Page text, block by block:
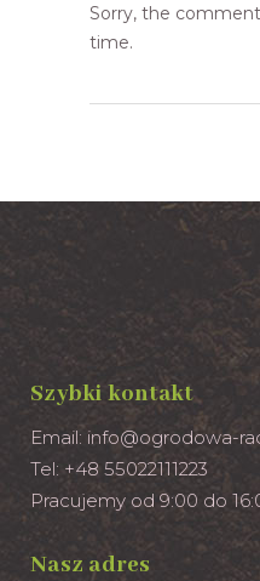
Sorry, the
time.
Szybki kontakt
Email: info@ogrodowa-
Tel: +48 55022111223
Pracujemy od 9:00 do
Nasz adres